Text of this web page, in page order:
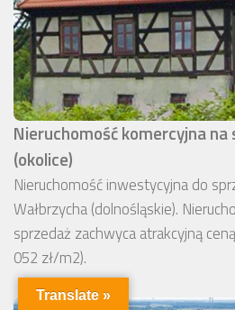
Nieruchomość komercyjna na
(okolice)
Nieruchomość inwestycyjna do
Wałbrzycha (dolnośląskie).
sprzedaż zachwyca atrakcyjną
052 zł/m2).
Translate »